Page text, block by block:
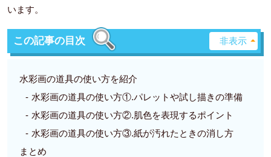
います。
この記事の目次
水彩画の道具の使い方を紹介
水彩画の道具の使い方①.パレットや試し描きの準備
水彩画の道具の使い方②.肌色を表現するポイント
水彩画の道具の使い方③.紙が汚れたときの消し方
まとめ